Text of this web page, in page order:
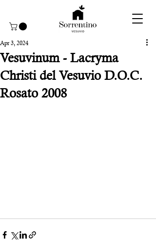
Vesuvinum - Lacryma
Christi del Vesuvio D.O.C.
Rosato 2008
Apr 3, 2024